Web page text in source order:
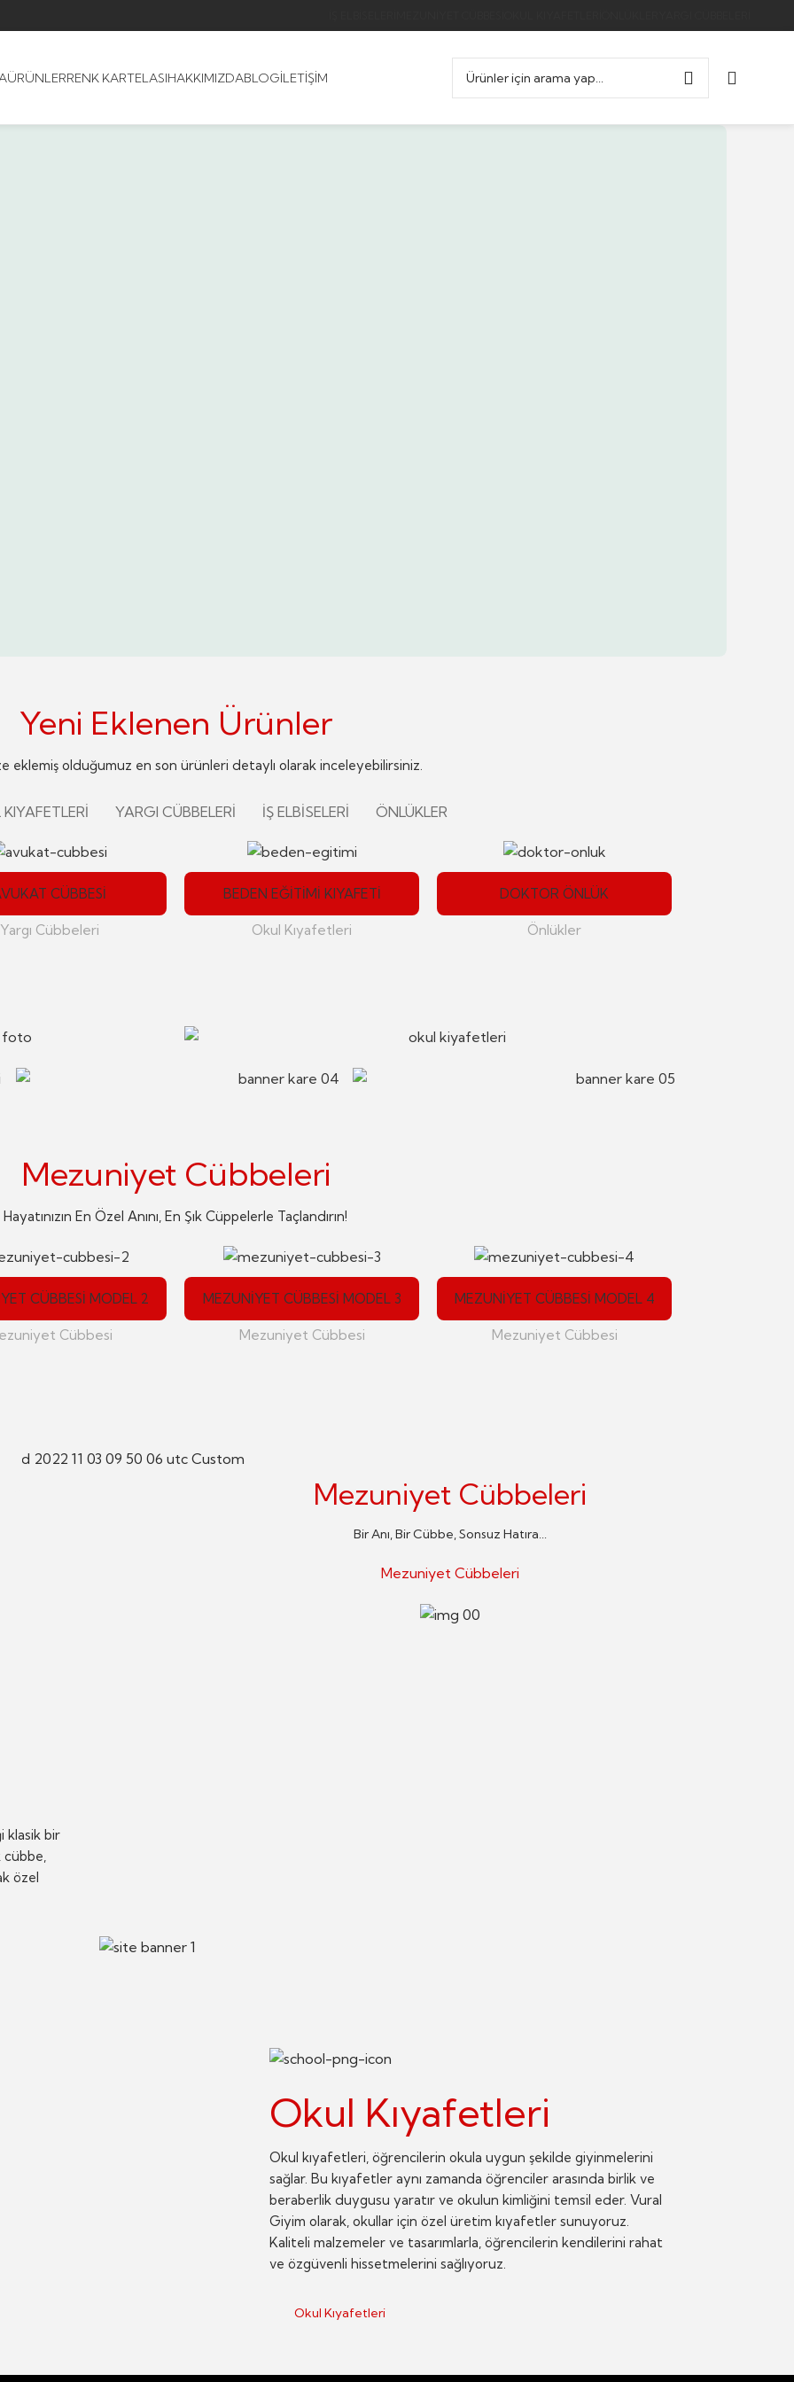
ÜRÜNLERRENK KARTELASIHAKKIMIZDABLOGİLETIŞIM
Yeni Eklenen Ürünler
eklemiş olduğumuz en son ürünleri detaylı olarak inceleyebilirsiniz.
YARGI CÜBBELERI İŞ ELBISELERI ÖNLÜKLER
CÜBBESI
Yargı Cübbeleri
BEDEN EĞITIMI KIYAFETI
Okul Kıyafetleri
DOKTOR ÖNLÜK
Önlükler
Mezuniyet Cübbeleri
Hayatınızın En Özel Anını, En Şık Cüppelerle Taçlandırın!
CÜBBESI MODEL 2
Cübbesi
MEZUNIYET CÜBBESI MODEL 3
Mezuniyet Cübbesi
MEZUNIYET CÜBBESI MODEL 4
Mezuniyet Cübbesi
Mezuniyet Cübbeleri
Bir Anı, Bir Cübbe, Sonsuz Hatıra...
Mezuniyet Cübbeleri
klasik bir
özel
Okul Kıyafetleri
Okul kıyafetleri, öğrencilerin okula uygun şekilde giyinmelerini
sağlar. Bu kıyafetler aynı zamanda öğrenciler arasında birlik ve
beraberlik duygusu yaratır ve okulun kimliğini temsil eder. Vural
Giyim olarak, okullar için özel üretim kıyafetler sunuyoruz.
Kaliteli malzemeler ve tasarımlarla, öğrencilerin kendilerini rahat
ve özgüvenli hissetmelerini sağlıyoruz.
Okul Kıyafetleri